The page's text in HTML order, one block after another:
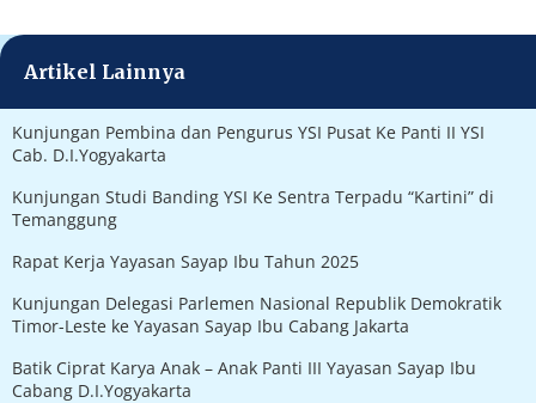
Artikel Lainnya
Kunjungan Pembina dan Pengurus YSI Pusat Ke Panti II YSI
Cab. D.I.Yogyakarta
Kunjungan Studi Banding YSI Ke Sentra Terpadu “Kartini” di
Temanggung
Rapat Kerja Yayasan Sayap Ibu Tahun 2025
Kunjungan Delegasi Parlemen Nasional Republik Demokratik
Timor-Leste ke Yayasan Sayap Ibu Cabang Jakarta
Batik Ciprat Karya Anak – Anak Panti III Yayasan Sayap Ibu
Cabang D.I.Yogyakarta